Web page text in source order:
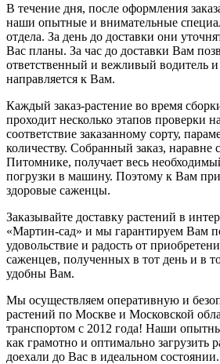
В течение дня, после оформления
наши опытные и внимательные
отдела. За день до доставки они
Вас планы. За час до доставки Вам
ответственный и вежливый водитель и
направляется к Вам.
Каждый заказ-растение во время
проходит несколько этапов проверки
соответствие заказанному сорту,
количеству. Собранный заказ, наравне
Питомнике, получает весь
погрузки в машину. Поэтому к Вам
здоровые саженцы.
Заказывайте доставку растений в
«Мартин-сад» и мы гарантируем Вам
удовольствие и радость от
саженцев, полученных в тот день и в
удобны Вам.
Мы осуществляем оперативную и
растений по Москве и Московской
транспортом с 2012 года! Наши
как грамотно и оптимально загрузить
доехали до Вас в идеальном состоянии.